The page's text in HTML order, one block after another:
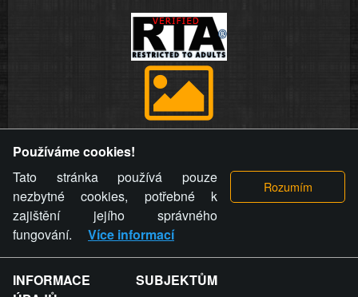
videa a komentáře. Osoba, které se toto opatření provozovatele
stránky týče, ani osoba, která umístila fotografii nebo video na
stránku, nemůže z důvodu odstranění fotografie, videa nebo
komentáře pro výše uvedenou okolnost uplatnit vůči
provozovateli stránky žádný nárok na náhradu škody nebo
nemajetkové újmy.
Používáme cookies!
Tato stránka používá pouze
nezbytné cookies, potřebné k
zajištění jejího správného
fungování.
Více informací
INFORMACE SUBJEKTŮM